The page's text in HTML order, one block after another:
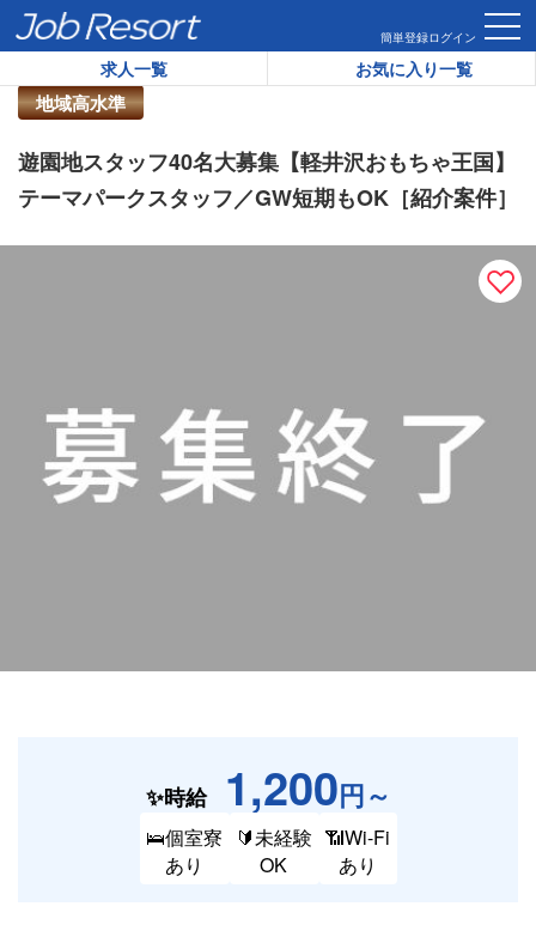
簡単登録ログイン
求人一覧 お気に入り一覧
HOME 求人一覧 遊園地スタッフ40名大募集【軽井沢おもち
地域高水準
リゾートバイト求人番号：
遊園地スタッフ40名大募集【軽井沢おもちゃ王国】
テーマパークスタッフ／GW短期もOK［紹介案件］
✨時給 1,200円～
🛌個室寮
あり
🔰未経験
OK
📶Wi-Fi
あり